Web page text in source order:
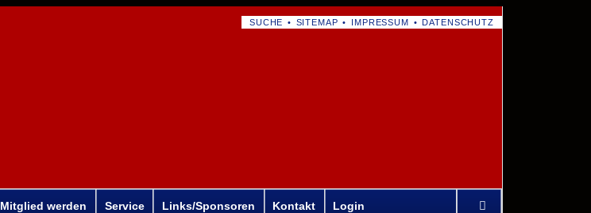
NAVIGATION
SUCHE SITEMAP IMPRESSUM DATENSCHUTZ
Mitglied werden Service Links/Sponsoren Kontakt Login